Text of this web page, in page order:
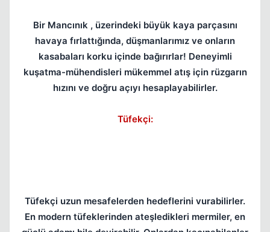
Bir Mancınık , üzerindeki büyük kaya parçasını
havaya fırlattığında, düşmanlarımız ve onların
kasabaları korku içinde bağırırlar! Deneyimli
kuşatma-mühendisleri mükemmel atış için rüzgarın
hızını ve doğru açıyı hesaplayabilirler.
Tüfekçi:
Tüfekçi uzun mesafelerden hedeflerini vurabilirler.
En modern tüfeklerinden ateşledikleri mermiler, en